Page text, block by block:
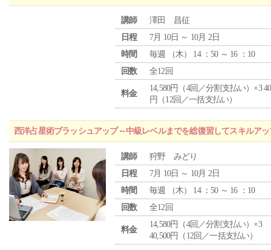
講師
澤田 昌征
日程
7月 10日 ～ 10月 2日
時間
毎週 （木） 14 ：50 ～ 16 ：10
回数
全12回
料金
14,580円（4回／分割支払い）×3
円（12回／一括支払い）
西洋占星術ブラッシュアップ～中級レベルまでを総復習してスキルア
講師
狩野 みどり
日程
7月 10日 ～ 10月 2日
時間
毎週 （木） 14 ：50 ～ 16 ：10
回数
全12回
料金
14,580円（4回／分割支払い）×3
40,500円（12回／一括支払い）